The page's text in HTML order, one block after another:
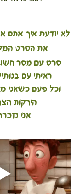
לא יודעת איך אתם
את הסרט
סרט עם מסר
ראיתי עם
וכל פעם כשאני
הירקות
אני